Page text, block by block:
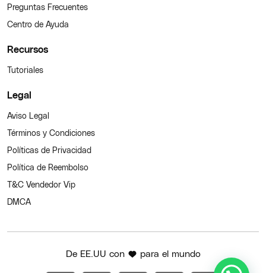
Preguntas Frecuentes
Centro de Ayuda
Recursos
Tutoriales
Legal
Aviso Legal
Términos y Condiciones
Políticas de Privacidad
Política de Reembolso
T&C Vendedor Vip
DMCA
De EE.UU con para el mundo